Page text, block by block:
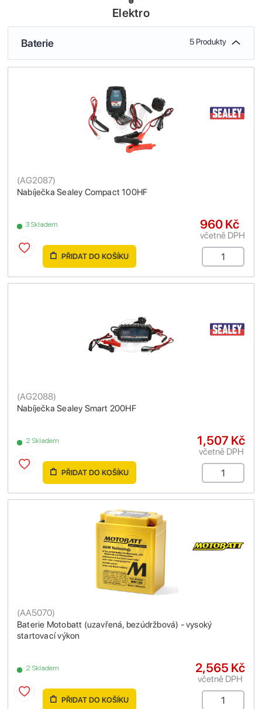
Elektro
Baterie 5 Produkty
Nabíječka Sealey Compact 100HF
(AG2087)
3 Skladem 960 Kč
včetně DPH
PŘIDAT DO KOŠÍKU
Nabíječka Sealey Smart 200HF
(AG2088)
2 Skladem 1,507 Kč
včetně DPH
PŘIDAT DO KOŠÍKU
Baterie Motobatt (uzavřená, bezúdržbová) - vysoký
startovací výkon
(AA5070)
2 Skladem 2,565 Kč
včetně DPH
PŘIDAT DO KOŠÍKU